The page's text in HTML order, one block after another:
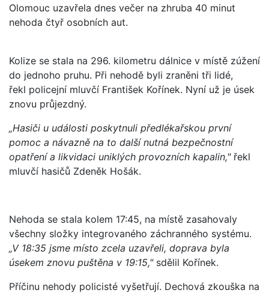
Olomouc uzavřela dnes večer na zhruba 40 minut
nehoda čtyř osobních aut.
Kolize se stala na 296. kilometru dálnice v místě zúžení
do jednoho pruhu. Při nehodě byli zraněni tři lidé,
řekl policejní mluvčí František Kořínek. Nyní už je úsek
znovu průjezdný.
„Hasiči u události poskytnuli předlékařskou první
pomoc a návazně na to další nutná bezpečnostní
opatření a likvidaci uniklých provozních kapalin,"řekl
mluvčí hasičů Zdeněk Hošák.
Nehoda se stala kolem 17:45, na místě zasahovaly
všechny složky integrovaného záchranného systému.
„V 18:35 jsme místo zcela uzavřeli, doprava byla
úsekem znovu puštěna v 19:15,"sdělil Kořínek.
Příčinu nehody policisté vyšetřují. Dechová zkouška na